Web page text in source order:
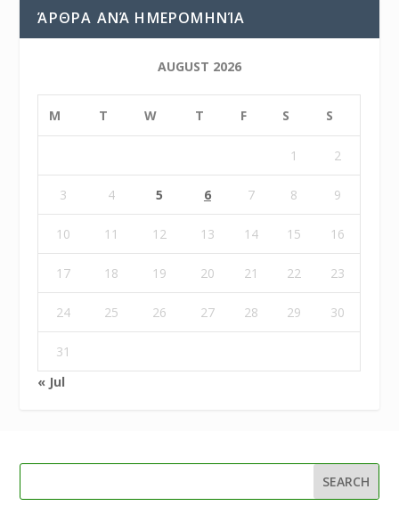
ΆΡΘΡΑ ΑΝΆ ΗΜΕΡΟΜΗΝΊΑ
AUGUST 2026
M T W T F S S
1 2
3 4 5 6 7 8 9
10 11 12 13 14 15 16
17 18 19 20 21 22 23
24 25 26 27 28 29 30
31
« Jul